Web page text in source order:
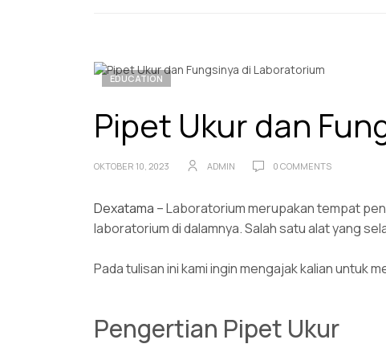
EDUCATION
Pipet Ukur dan
OKTOBER 10, 2023 ADMIN 0 COMMENTS
Dexatama – Laboratorium merupakan tempat
laboratorium di dalamnya. Salah satu alat yang
Pada tulisan ini kami ingin mengajak kalian untuk
Pengertian Pipet Ukur